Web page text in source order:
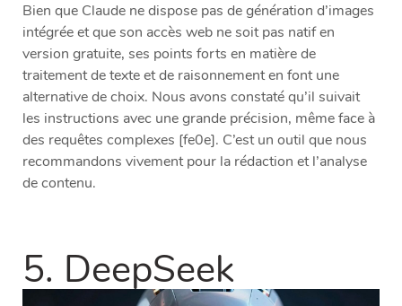
Bien que Claude ne dispose pas de génération d’images
intégrée et que son accès web ne soit pas natif en
version gratuite, ses points forts en matière de
traitement de texte et de raisonnement en font une
alternative de choix. Nous avons constaté qu’il suivait
les instructions avec une grande précision, même face à
des requêtes complexes [fe0e]. C’est un outil que nous
recommandons vivement pour la rédaction et l’analyse
de contenu.
5. DeepSeek